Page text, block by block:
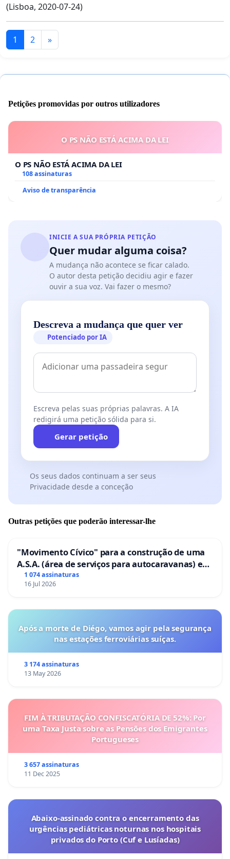
(Lisboa, 2020-07-24)
1 2 »
Petições promovidas por outros utilizadores
O PS NÃO ESTÁ ACIMA DA LEI
O PS NÃO ESTÁ ACIMA DA LEI
108 assinaturas
Aviso de transparência
INICIE A SUA PRÓPRIA PETIÇÃO
Quer mudar alguma coisa?
A mudança não acontece se ficar calado.
O autor desta petição decidiu agir e fazer
ouvir a sua voz. Vai fazer o mesmo?
Descreva a mudança que quer ver
Potenciado por IA
Escreva pelas suas próprias palavras. A IA
redigirá uma petição sólida para si.
Gerar petição
Os seus dados continuam a ser seus
Privacidade desde a conceção
Outras petições que poderão interessar-lhe
"Movimento Cívico" para a construção de uma
A.S.A. (área de serviços para autocaravanas) em
Coimbra
1 074 assinaturas
16 Jul 2026
Após a morte de Diégo, vamos agir pela segurança
nas estações ferroviárias suíças.
3 174 assinaturas
13 May 2026
FIM À TRIBUTAÇÃO CONFISCATÓRIA DE 52%: Por
uma Taxa Justa sobre as Pensões dos Emigrantes
Portugueses
3 657 assinaturas
11 Dec 2025
Abaixo-assinado contra o encerramento das
urgências pediátricas noturnas nos hospitais
privados do Porto (Cuf e Lusíadas)